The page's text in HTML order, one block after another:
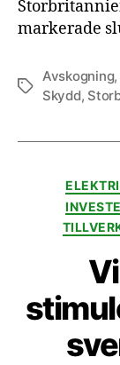
markerade
Etiketter
Avskogning,
Skydd,